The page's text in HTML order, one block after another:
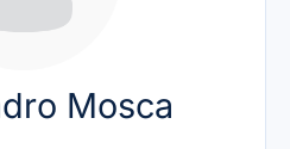
Mosca